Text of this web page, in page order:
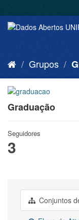
Grupos
Graduação
Seguidores
3
Conjuntos